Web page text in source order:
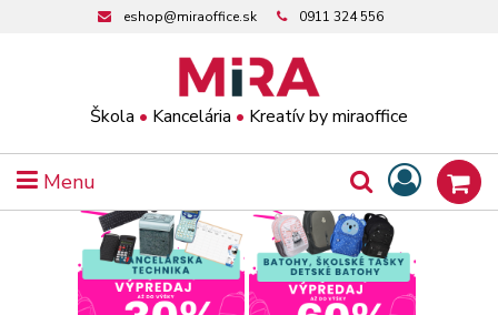
Škola • Kancelária • Kreatív by miraoffice
eshop@miraoffice.sk 0911 324 556
Menu